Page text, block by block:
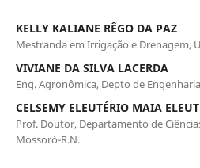
KELLY KALIANE RÊGO DA PAZ
Mestranda em Irrigação e Drenagem,
VIVIANE DA SILVA LACERDA
Eng. Agronômica, Depto de
CELSEMY ELEUTÉRIO MAIA
Prof. Doutor, Departamento de
Mossoró-R.N.